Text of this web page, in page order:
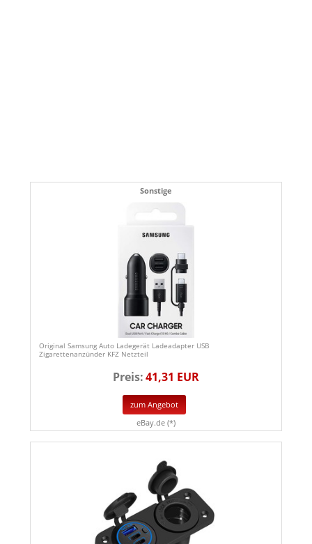
Sonstige
Original Samsung Auto Ladegerät Ladeadapter USB
Zigarettenanzünder KFZ Netzteil
Preis:41,31 EUR
zum Angebot
eBay.de (*)